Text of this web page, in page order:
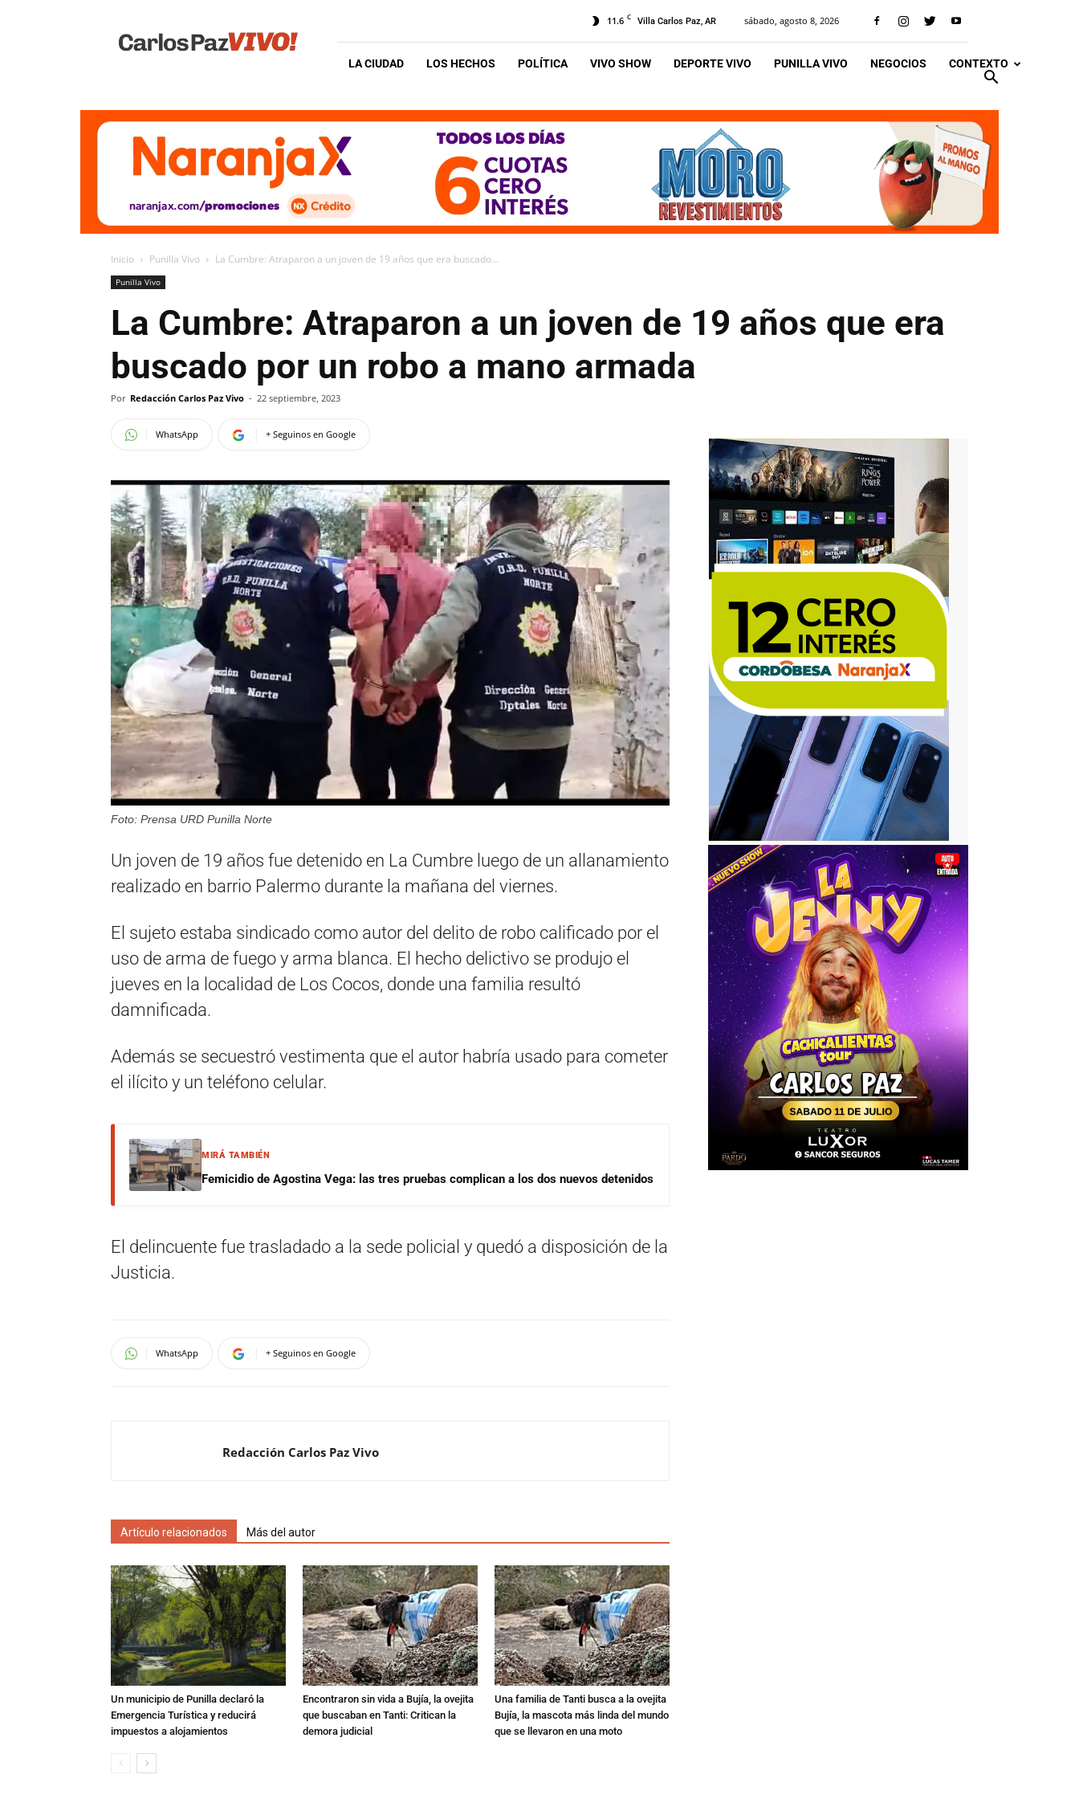
Vivo
11.6 C Villa Carlos Paz, AR sábado, agosto 8, 2026
LA CIUDAD LOS HECHOS POLÍTICA VIVO SHOW DEPORTE VIVO PUNILLA VIVO NEGOCIOS CONTEXTO
Inicio Punilla Vivo La Cumbre: Atraparon a un joven de 19 años que era buscado...
Punilla Vivo
La Cumbre: Atraparon a un joven de 19 años que era
buscado por un robo a mano armada
Por Redacción Carlos Paz Vivo - 22 septiembre, 2023
WhatsApp + Seguinos en Google
Foto: Prensa URD Punilla Norte
Un joven de 19 años fue detenido en La Cumbre luego de un allanamiento
realizado en barrio Palermo durante la mañana del viernes.
El sujeto estaba sindicado como autor del delito de robo calificado por el
uso de arma de fuego y arma blanca. El hecho delictivo se produjo el
jueves en la localidad de Los Cocos, donde una familia resultó
damnificada.
Además se secuestró vestimenta que el autor habría usado para cometer
el ilícito y un teléfono celular.
MIRÁ TAMBIÉN
Femicidio de Agostina Vega: las tres pruebas complican a los dos nuevos detenidos
El delincuente fue trasladado a la sede policial y quedó a disposición de la
Justicia.
WhatsApp + Seguinos en Google
Redacción Carlos Paz Vivo
Artículo relacionados Más del autor
Un municipio de Punilla declaró la
Emergencia Turística y reducirá
impuestos a alojamientos
Encontraron sin vida a Bujía, la ovejita
que buscaban en Tanti: Critican la
demora judicial
Una familia de Tanti busca a la ovejita
Bujía, la mascota más linda del mundo
que se llevaron en una moto